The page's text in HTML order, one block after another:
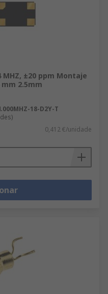
±20 ppm Montaje
2.5mm
18-D2Y-T
0,412 €/unidade